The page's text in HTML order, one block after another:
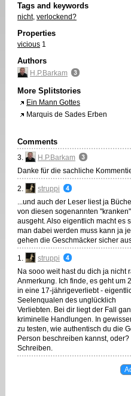
Tags and keywords
nicht, verlockend?
Properties
vicious 1
Authors
H.P.Barkam
More Splitstories
Ein Mann Gottes
Marquis de Sades Erben
Comments
3. H.P.Barkam
Danke für die sachliche
2. struppi
...und auch der Leser liest ja
von diesen sogenannten
ausgeht. Also eigentlich macht es
man dabei werden muss kann ja
gehen die Geschmäcker sicher
1. struppi
Na sooo weit hast du dich ja nicht
Anmerkung. Ich finde, es geht um
in eine 17-jährigeverliebt -
Seelenqualen des unglücklich
Verliebten. Bei dir liegt der Fall
kriminelle Handlungen. In
zu testen, wie authentisch du die
Person beschreiben kannst,
Schreiben.